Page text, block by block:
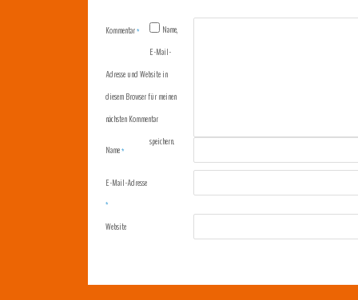
Kommentar*
Name*
E-Mail-Adresse
*
Website
Name,
E-Mail-
Adresse und Website in
diesem Browser für meinen
nächsten Kommentar
speichern.